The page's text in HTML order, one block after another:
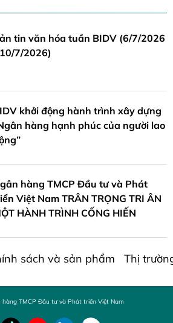
tin văn hóa tuần BIDV (6/7/2026
7/2026)
khởi động hành trình xây dựng
hàng hạnh phúc của người lao
hàng TMCP Đầu tư và Phát
Việt Nam TRÂN TRỌNG TRI ÂN
HÀNH TRÌNH CỐNG HIẾN
sách và sản phẩm Thị
TMCP Đầu tư và Phát triển Việt Nam